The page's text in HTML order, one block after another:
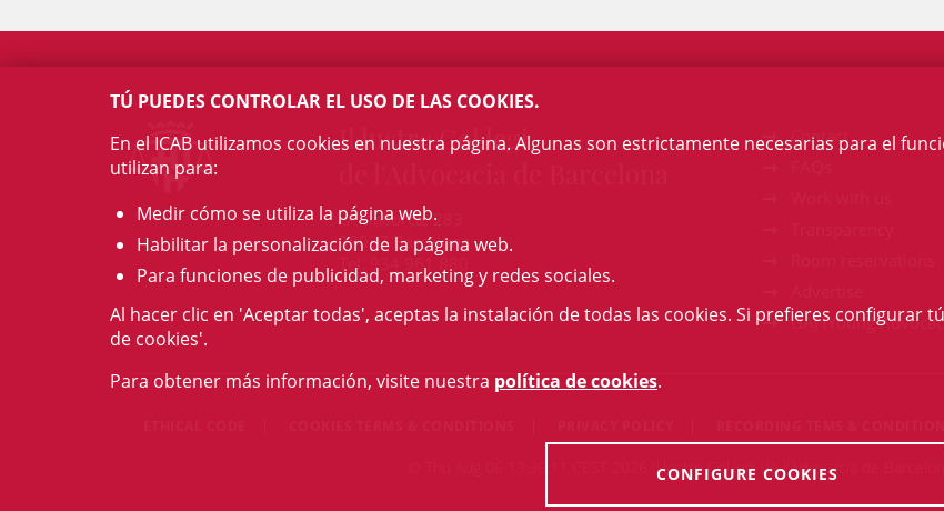
Il·lustre Col·legi
c/ Mallorca, 283
08037 Barcelona
Tel. 934 961 880
Contact
GAJ (Young
© Thu Aug 06 13:36:11 CEST 2026 Il·lustre Col·legi de l'Advocacia de
TÚ PUEDES CONTROLAR EL USO DE LAS COOKIES.
En el ICAB utilizamos cookies en nuestra página. Algunas son estrictamente necesarias para el
utilizan para:
Medir cómo se utiliza la página web.
Habilitar la personalización de la página web.
Para funciones de publicidad, marketing y redes sociales.
Al hacer clic en 'Aceptar todas', aceptas la instalación de todas las cookies. Si prefieres configurar
de cookies'.
Para obtener más información, visite nuestra política de cookies.
CONFIGURE COOKIES